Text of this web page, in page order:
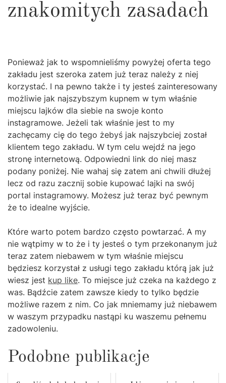
znakomitych zasadach
Ponieważ jak to wspomnieliśmy powyżej oferta tego
zakładu jest szeroka zatem już teraz należy z niej
korzystać. I na pewno także i ty jesteś zainteresowany
możliwie jak najszybszym kupnem w tym właśnie
miejscu lajków dla siebie na swoje konto
instagramowe. Jeżeli tak właśnie jest to my
zachęcamy cię do tego żebyś jak najszybciej został
klientem tego zakładu. W tym celu wejdź na jego
stronę internetową. Odpowiedni link do niej masz
podany poniżej. Nie wahaj się zatem ani chwili dłużej
lecz od razu zacznij sobie kupować lajki na swój
portal instagramowy. Możesz już teraz być pewnym
że to idealne wyjście.
Które warto potem bardzo często powtarzać. A my
nie wątpimy w to że i ty jesteś o tym przekonanym już
teraz zatem niebawem w tym właśnie miejscu
będziesz korzystał z usługi tego zakładu którą jak już
wiesz jest kup like. To miejsce już czeka na każdego z
was. Bądźcie zatem zawsze kiedy to tylko będzie
możliwe razem z nim. Co jak mniemamy już niebawem
w waszym przypadku nastąpi ku waszemu pełnemu
zadowoleniu.
Podobne publikacje